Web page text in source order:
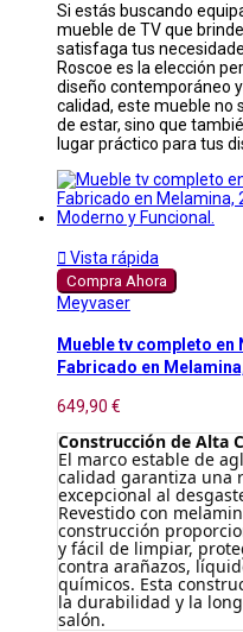
Si estás buscando
mueble de TV que
satisfaga tus
Roscoe es la elección
diseño contemporáneo
calidad, este mueble no
de estar, sino que
lugar práctico para tus
 Vista rápida
Compra Ahora
Meyvaser
Mueble tv completo en
Fabricado en
649,90 €
Construcción de Alta
El marco estable de
calidad garantiza una
excepcional al
Revestido con
construcción
y fácil de limpiar,
contra arañazos,
químicos. Esta
la durabilidad y la
salón.